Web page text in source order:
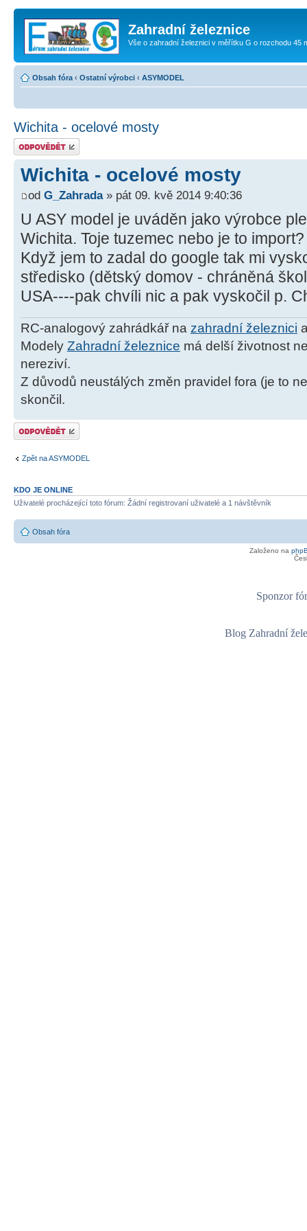
Zahradní železnice
Vše o zahradní železnici v měřítku G o rozchodu 45
Obsah fóra ‹ Ostatní výrobci ‹ ASYMODEL
Wichita - ocelové mosty
Odeslat odpověď
Wichita - ocelové mosty
od G_Zahrada» pát 09. kvě 2014 9:40:36
U ASY model je uváděn jako výrobce
Wichita. Toje tuzemec nebo je to import?
Když jem to zadal do google tak mi
středisko (dětský domov - chráněná
USA----pak chvíli nic a pak vyskočil p.
RC-analogový zahrádkář na zahradní železnici
Modely Zahradní železnice má delší životnost
nereziví.
Z důvodů neustálých změn pravidel fora (je to
skončil.
Odeslat odpověď
Zpět na ASYMODEL
KDO JE ONLINE
Uživatelé procházející toto fórum: Žádní registrovaní uživatelé a 1 návštěvník
Obsah fóra
Založeno na
Sponzor
Blog Zahradní